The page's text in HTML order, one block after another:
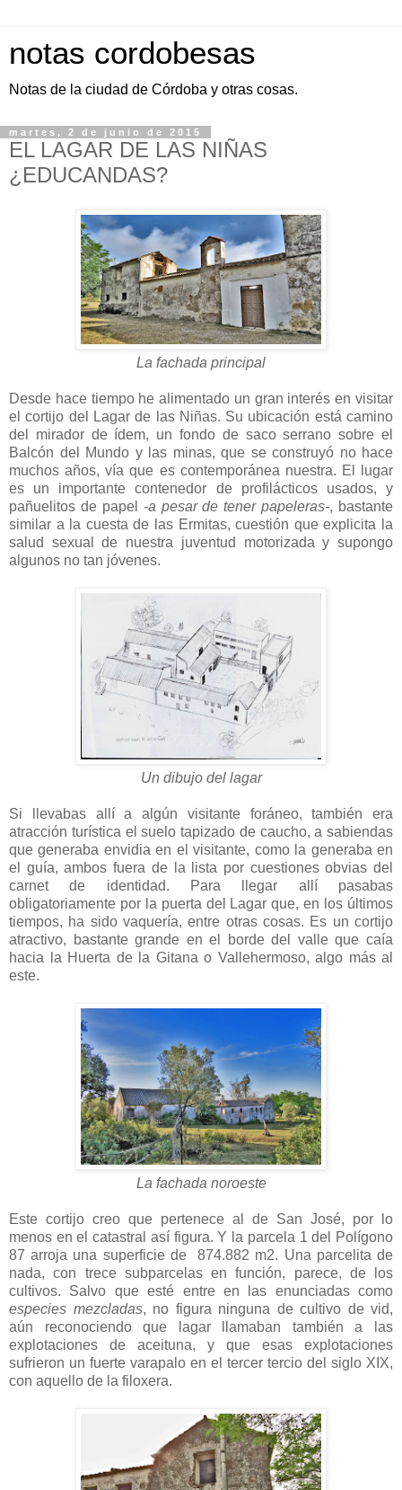
notas cordobesas
Notas de la ciudad de Córdoba y otras cosas.
martes, 2 de junio de 2015
EL LAGAR DE LAS NIÑAS
¿EDUCANDAS?
La fachada principal
Desde hace tiempo he alimentado un gran interés en visitar
el cortijo del Lagar de las Niñas. Su ubicación está camino
del mirador de ídem, un fondo de saco serrano sobre el
Balcón del Mundo y las minas, que se construyó no hace
muchos años, vía que es contemporánea nuestra. El lugar
es un importante contenedor de profilácticos usados, y
pañuelitos de papel -a pesar de tener papeleras-, bastante
similar a la cuesta de las Ermitas, cuestión que explicita la
salud sexual de nuestra juventud motorizada y supongo
algunos no tan jóvenes.
Un dibujo del lagar
Si llevabas allí a algún visitante foráneo, también era
atracción turística el suelo tapizado de caucho, a sabiendas
que generaba envidia en el visitante, como la generaba en
el guía, ambos fuera de la lista por cuestiones obvias del
carnet de identidad. Para llegar allí pasabas
obligatoriamente por la puerta del Lagar que, en los últimos
tiempos, ha sido vaquería, entre otras cosas. Es un cortijo
atractivo, bastante grande en el borde del valle que caía
hacia la Huerta de la Gitana o Vallehermoso, algo más al
este.
La fachada noroeste
Este cortijo creo que pertenece al de San José, por lo
menos en el catastral así figura. Y la parcela 1 del Polígono
87 arroja una superficie de 874.882 m2. Una parcelita de
nada, con trece subparcelas en función, parece, de los
cultivos. Salvo que esté entre en las enunciadas como
especies mezcladas, no figura ninguna de cultivo de vid,
aún reconociendo que lagar llamaban también a las
explotaciones de aceituna, y que esas explotaciones
sufrieron un fuerte varapalo en el tercer tercio del siglo XIX,
con aquello de la filoxera.